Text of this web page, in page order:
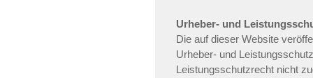
Urheber- und
Die auf dieser Website
Urheber- und
Leistungsschutzrecht nicht